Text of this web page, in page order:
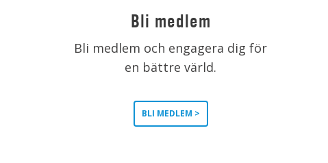
Bli medlem
Bli medlem och engagera dig för
en bättre värld.
BLI MEDLEM >